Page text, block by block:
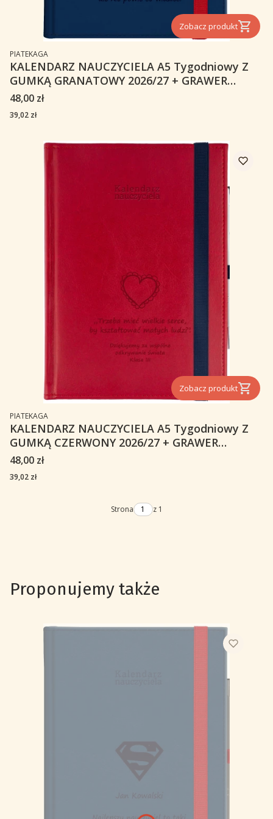
Zobacz produkt
PRODUCENT
PIATEKAGA
KALENDARZ NAUCZYCIELA A5 Tygodniowy Z
GUMKĄ GRANATOWY 2026/27 + GRAWER
NEBRASKA
Cena
48,00 zł
Cena
39,02 zł
Zobacz produkt
PRODUCENT
PIATEKAGA
KALENDARZ NAUCZYCIELA A5 Tygodniowy Z
GUMKĄ CZERWONY 2026/27 + GRAWER
NEBRASKA
Cena
48,00 zł
Cena
39,02 zł
Strona z 1
Proponujemy także